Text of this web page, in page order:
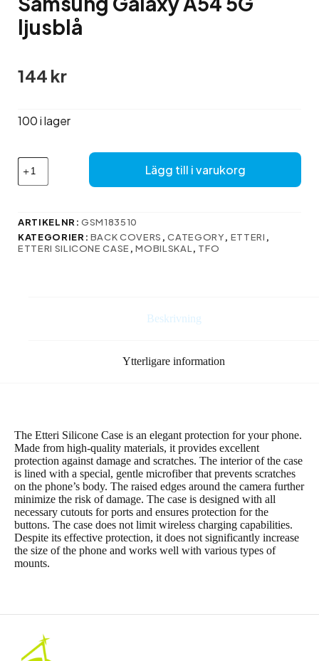
ljusblå
144 kr
100 i lager
Etteri
Silikonfodral
för
Galaxy
5G
Lägg till i varukorg
ARTIKELNR:GSM183510
KATEGORIER: BACK COVERS ,CATEGORY, ETTERI ,
ETTERI SILICONE CASE ,MOBILSKAL , TFO
Beskrivning
Ytterligare information
The Etteri Silicone Case is an elegant protection for your phone.
Made from high-quality materials, it provides excellent
protection against damage and scratches. The interior of the case
is lined with a special, gentle microfiber that prevents scratches
on the phone’s body. The raised edges around the camera further
minimize the risk of damage. The case is designed with all
necessary cutouts for ports and ensures protection for the
buttons. The case does not limit wireless charging capabilities.
Despite its effective protection, it does not significantly increase
the size of the phone and works well with various types of
mounts.